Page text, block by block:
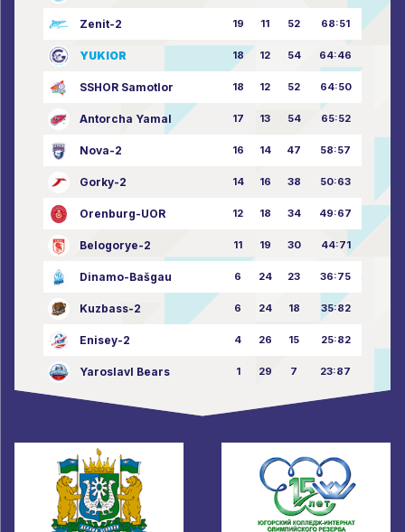
Zenit-2 19 11 52 68:51
YUKIOR 18 12 54 64:46
SSHOR Samotlor 18 12 52 64:50
Antorcha Yamal 17 13 54 65:52
Nova-2 16 14 47 58:57
Gorky-2 14 16 38 50:63
Orenburg-UOR 12 18 34 49:67
Belogorye-2 11 19 30 44:71
Dinamo-Bašgau 6 24 23 36:75
Kuzbass-2 6 24 18 35:82
Enisey-2 4 26 15 25:82
Yaroslavl Bears 1 29 7 23:87